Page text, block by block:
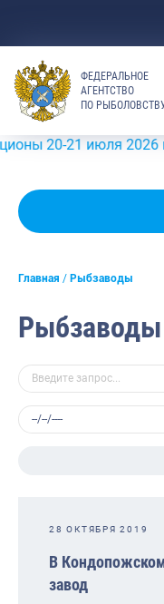
ФЕДЕРАЛЬНОЕ
АГЕНТСТВО
ПО
21 июля 2026 г. На
Главная Рыбзаводы
Рыбзаводы
28 ОКТЯБРЯ 2019
В
завод